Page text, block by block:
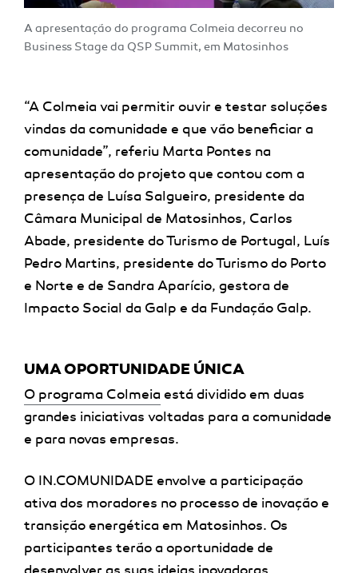
A apresentação do programa Colmeia decorreu no
Business Stage da QSP Summit, em Matosinhos
“A Colmeia vai permitir ouvir e testar soluções
vindas da comunidade e que vão beneficiar a
comunidade”, referiu Marta Pontes na
apresentação do projeto que contou com a
presença de Luísa Salgueiro, presidente da
Câmara Municipal de Matosinhos, Carlos
Abade, presidente do Turismo de Portugal, Luís
Pedro Martins, presidente do Turismo do Porto
e Norte e de Sandra Aparício, gestora de
Impacto Social da Galp e da Fundação Galp.
UMA OPORTUNIDADE ÚNICA
O programa Colmeia está dividido em duas
grandes iniciativas voltadas para a comunidade
e para novas empresas.
O IN.COMUNIDADE envolve a participação
ativa dos moradores no processo de inovação e
transição energética em Matosinhos. Os
participantes terão a oportunidade de